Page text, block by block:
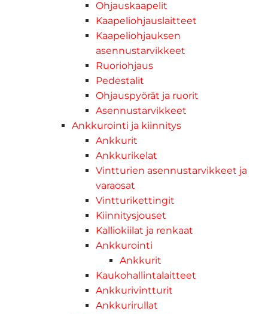
Ohjauskaapelit
Kaapeliohjauslaitteet
Kaapeliohjauksen
asennustarvikkeet
Ruoriohjaus
Pedestalit
Ohjauspyörät ja ruorit
Asennustarvikkeet
Ankkurointi ja kiinnitys
Ankkurit
Ankkurikelat
Vintturien asennustarvikkeet ja
varaosat
Vintturikettingit
Kiinnitysjouset
Kalliokiilat ja renkaat
Ankkurointi
Ankkurit
Kaukohallintalaitteet
Ankkurivintturit
Ankkurirullat